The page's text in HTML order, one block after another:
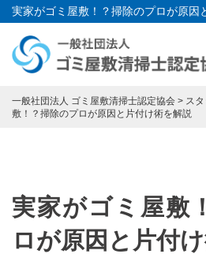
実家がゴミ屋敷！？掃除のプロが原因
HOME
CONCEPTゴミ屋敷清掃士認定協会
REGISTRATION 法人会員登録に
SPONSORSHIP 協賛企業紹介
一般社団法人 ゴミ屋敷清掃士認定協会 > ス
敷！？掃除のプロが原因と片付け術を解説
実家がゴミ屋敷
ロが原因と片付